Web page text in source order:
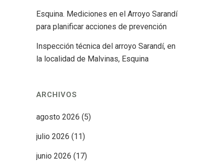
Esquina. Mediciones en el Arroyo Sarandí
para planificar acciones de prevención
Inspección técnica del arroyo Sarandí, en
la localidad de Malvinas, Esquina
ARCHIVOS
agosto 2026 (5)
julio 2026 (11)
junio 2026 (17)